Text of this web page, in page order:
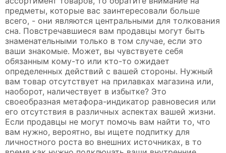
предметы, которые вас заинтересовали больше
всего, - они являются центральными для толкования
сна. Повстречавшиеся вам продавцы могут быть
знаменательными только в том случае, если это
ваши знакомые. Может, вы чувствуете себя
обязанным кому-то или кто-то ожидает
определенных действий с вашей стороны. Нужный
вам товар отсутствует на прилавках магазина или,
наоборот, наличествует в избытке? Это
своеобразная метафора-индикатор равновесия или
его отсутствия в различных аспектах вашей жизни.
Если продавцы не могут помочь вам найти то, что
вам нужно, вероятно, вы ищете подпитку для
личностного роста во внешних источниках, в то